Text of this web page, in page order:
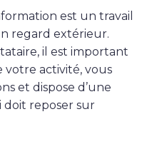
est un travail
regard extérieur.
il est important
activité, vous
et dispose d’une
reposer sur